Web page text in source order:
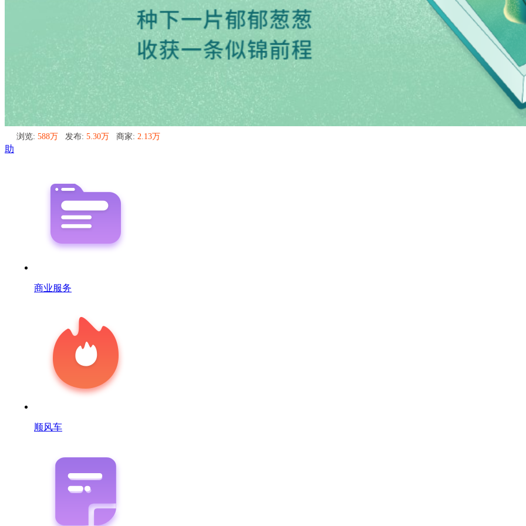
浏览: 588万 发布: 5.30万 商家: 2.13万
助
商业服务
顺风车